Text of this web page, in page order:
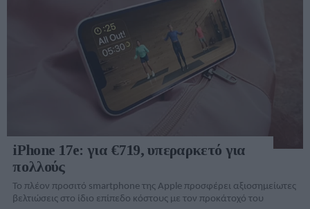
iPhone 17e: για €719, υπεραρκετό για
πολλούς
Το πλέον προσιτό smartphone της Apple προσφέρει αξιοσημείωτες
βελτιώσεις στο ίδιο επίπεδο κόστους με τον προκάτοχό του